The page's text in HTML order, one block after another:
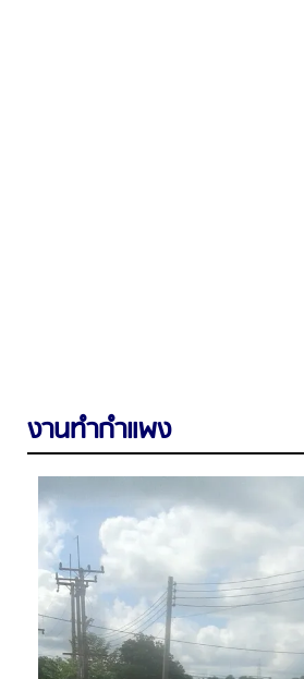
งานทำกำแพง